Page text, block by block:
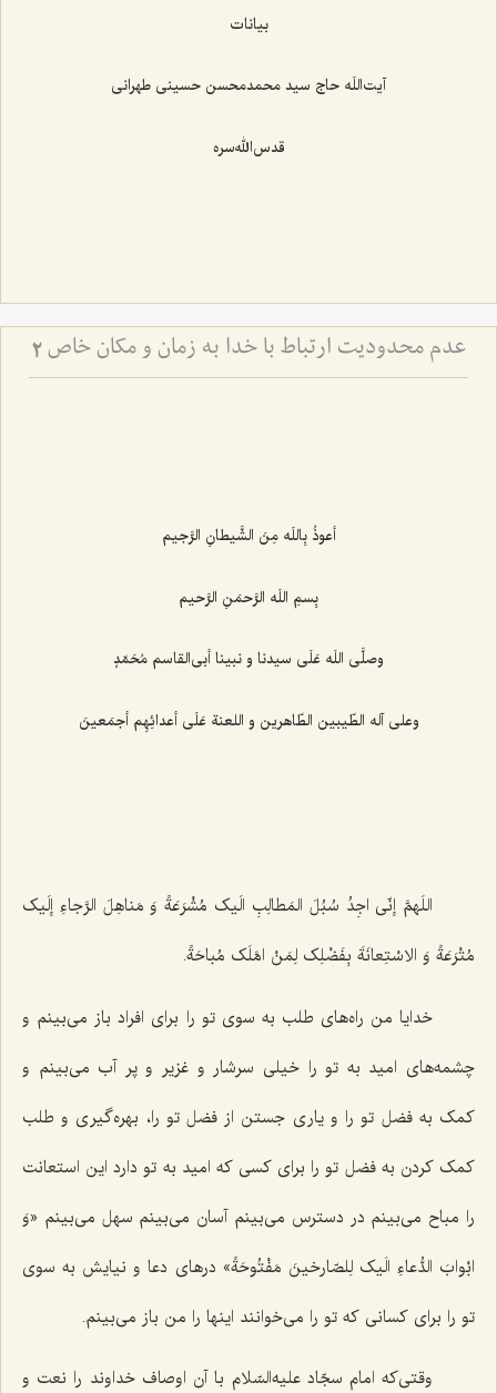
بیانات
آیت‌اللَه حاج سید محمدمحسن حسینی طهرانی
قدس‌الله‌سره
عدم محدودیت ارتباط با خدا به زمان و مكان خاص 2
أعوذُ بِاللَه مِنَ الشَّیطانِ الرَّجیم‌
بِسمِ اللَه الرَّحمَنِ الرَّحیم‌
وصلَّى اللَه عَلَى سیدنا و نبینا أبى‌القاسم مُحَمّدٍ
وعلى آله الطّیبین الطّاهرین و اللعنة عَلَى أعدائِهِم أجمَعینَ‌
اللَهمَّ إنّى اجِدُ سُبُلَ المَطالِبِ الَیک مُشْرَعَةً وَ مَناهِلَ الرَّجاءِ إلَیک
مُتْرَعَةً وَ الاسْتِعانَةَ بِفَضْلِک لِمَنْ امَّلَک مُباحَةً.
خدایا من راه‌های طلب به سوی تو را برای افراد باز می‌بینم و
چشمه‌های امید به تو را خیلی سرشار و غزیر و پر آب می‌بینم و
کمک به فضل تو را و یاری جستن از فضل تو را، بهره‌گیری و طلب
کمک کردن به فضل تو را برای کسی که امید به تو دارد این استعانت
را مباح می‌بینم در دسترس می‌بینم آسان می‌بینم سهل می‌بینم‌ «وَ
ابْوابَ الدُّعاءِ الَیک لِلصّارخینَ مَفْتُوحَةً» درهای دعا و نیایش به سوی
تو را برای کسانی که تو را می‌خوانند اینها را من باز می‌بینم.
وقتی‌که امام سجّاد علیه‌السّلام با آن اوصاف خداوند را نعت و